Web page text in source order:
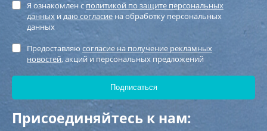
Я ознакомлен с политикой по защите персональных
данных идаю согласие на обработку персональных
данных
Предоставляю согласие на получение рекламных
новостей, акций и персональных предложений
Присоединяйтесь к нам: